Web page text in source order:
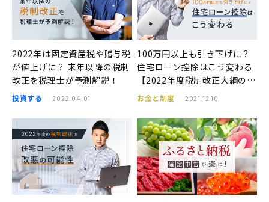
2022年は固定資産税や贈与税
が値上げに？ 来年以降の税制
改正を税理士が予測解説！
投資する 2022.04.01
100万円以上も引き下げに？
住宅ローン控除はこう変わる
【2022年度税制改正大綱の発
表】
お金と制度 2021.12.10